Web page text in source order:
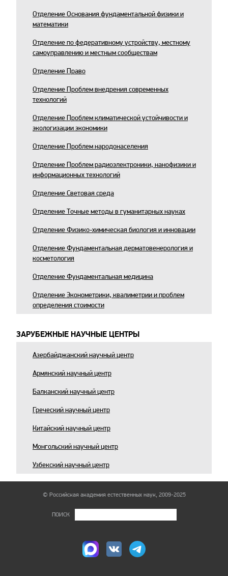
Отделение Основания фундаментальной физики и
математики
Отделение по федеративному устройству, местному
самоуправлению и местным сообществам
Отделение Право
Отделение Проблем внедрения современных
технологий
Отделение Проблем климатической устойчивости и
экологизации экономики
Отделение Проблем народонаселения
Отделение Проблем радиоэлектроники, нанофизики и
информационных технологий
Отделение Световая среда
Отделение Точные методы в гуманитарных науках
Отделение Физико-химическая биология и инновации
Отделение Фундаментальная дерматовенерология и
косметология
Отделение Фундаментальная медицина
Отделение Эконометрики, квалиметрии и проблем
определения стоимости
ЗАРУБЕЖНЫЕ НАУЧНЫЕ ЦЕНТРЫ
Азербайджанский научный центр
Армянский научный центр
Балканский научный центр
Греческий научный центр
Китайский научный центр
Монгольский научный центр
Узбекский научный центр
© Российская академия естественных наук, 2009-2025
ПОИСК